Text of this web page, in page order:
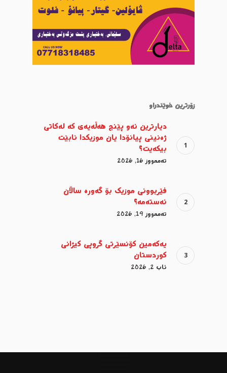
زۆرترین خوێندراو
دیارترین ئەو پێنج هەڵەیەی کە لەکاتی
ژەنینی پیانۆدا یان موزیکدا نابێت
بیکەیت؟
تەممووز 16, 2026
فێربوونی موزیک بۆ گەورە ساڵان
ئەستەمە؟
تەممووز 19, 2026
یەکەمین کۆنسێرتی گروپی کیژانی
کوردستان
ئاب 2, 2026